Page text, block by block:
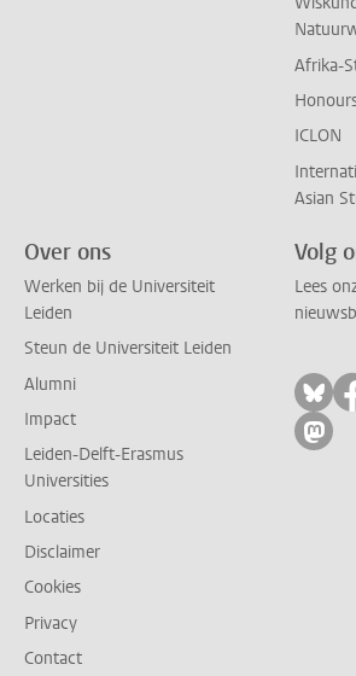
Afrika-
ICLON
Asian
Over ons
Werken bij de Universiteit
Leiden
Steun de Universiteit Leiden
Alumni
Impact
Leiden-Delft-Erasmus
Universities
Locaties
Disclaimer
Cookies
Privacy
Contact
Volg
Lees